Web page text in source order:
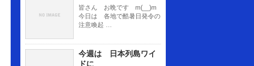
皆さん お晩です m(__)m
今日は 各地で酷暑日発令の
注意喚起 …
今週は 日本列島ワイ
ドに